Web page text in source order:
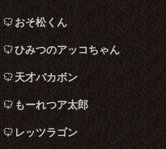
おそ松くん
ひみつのアッコちゃん
天才バカボン
もーれつア太郎
レッツラゴン